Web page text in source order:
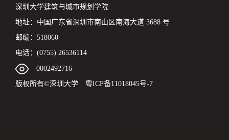
深圳大学建筑与城市规划学院
地址：中国广东省深圳市南山区南海大道 3688 号
邮编：518060
电话：(0755) 26536114
0002492716
版权所有©深圳大学 粤ICP备11018045号-7